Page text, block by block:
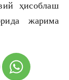
ҳисоблаш
жарима